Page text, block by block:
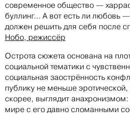
современное общество —
буллинг… А вот есть ли любовь
должен решить для себя после
Нобо, режиссёр
Острота сюжета основана на
социальной тематики с
социальная заострённость
публику не меньше эротической,
скорее, выглядит
мире с его давно сломанными